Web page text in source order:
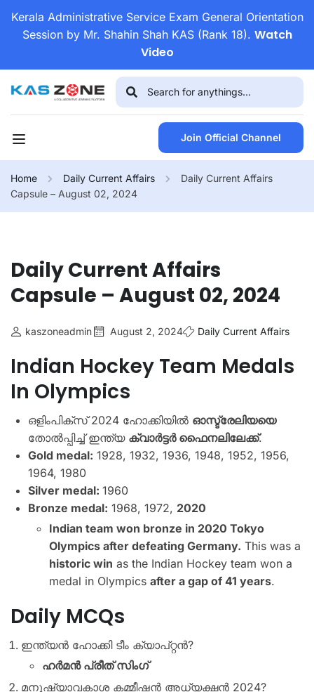
Kerala Administrative Service Exam General Orientation
Session by Mr. Shahin Shah KAS (Rank 18). Watch
Video
Join Official Channel
Home Daily Current Affairs
Daily Current Affairs
Capsule – August 02, 2024
Daily Current Affairs
Capsule – August 02, 2024
kaszoneadmin August 2, 2024 Daily Current Affairs
Indian Hockey Team Medals
In Olympics
ഒളിംപിക്‌സ് 2024 ഹോക്കിയില്‍ ഓസ്ട്രേലിയയെ
തോല്‍പ്പിച്ച് ഇന്ത്യ ക്വാര്‍ട്ടര്‍ ഫൈനലിലേക്ക്.
Gold medal: 1928, 1932, 1936, 1948, 1952, 1956,
1964, 1980
Silver medal: 1960
Bronze medal: 1968, 1972, 2020
Indian team won bronze in 2020 Tokyo
Olympics after defeating Germany. This was a
historic win as the Indian Hockey team won a
medal in Olympics after a gap of 41 years.
Daily MCQs
ഇന്ത്യൻ ഹോക്കി ടീം ക്യാപ്റ്റൻ?
ഹർമൻ പ്രീത് സിംഗ്
മനുഷ്യാവകാശ കമ്മീഷൻ അധ്യക്ഷൻ 2024?